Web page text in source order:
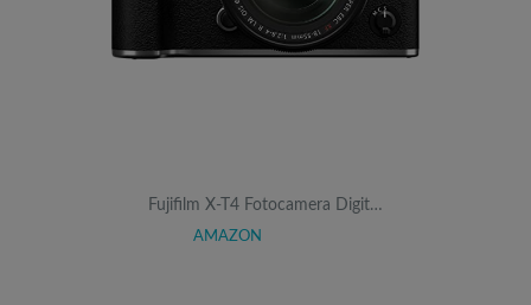
Fujifilm X-T4 Fotocamera Digit…
AMAZON